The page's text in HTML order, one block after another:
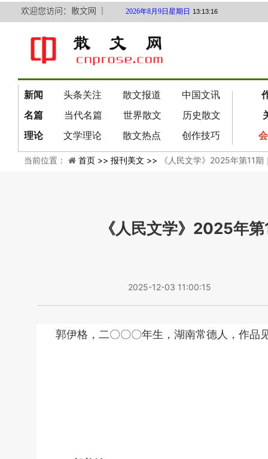
欢迎您访问：散文网 ｜
新闻 头条关注 散文报道 中国文讯
名篇
当代名篇 世界散文 历史散文
理论
文学理论 散文热点 创作技巧
2026年8月9日星期日 13:13:17
当前位置： 首页 >> 报刊美文 >> 《人民文学》2025年第11
《人民文学》2025年
2025-12-03 11:00:15
郭伊格，二〇〇〇年生，湖南常德人，作品